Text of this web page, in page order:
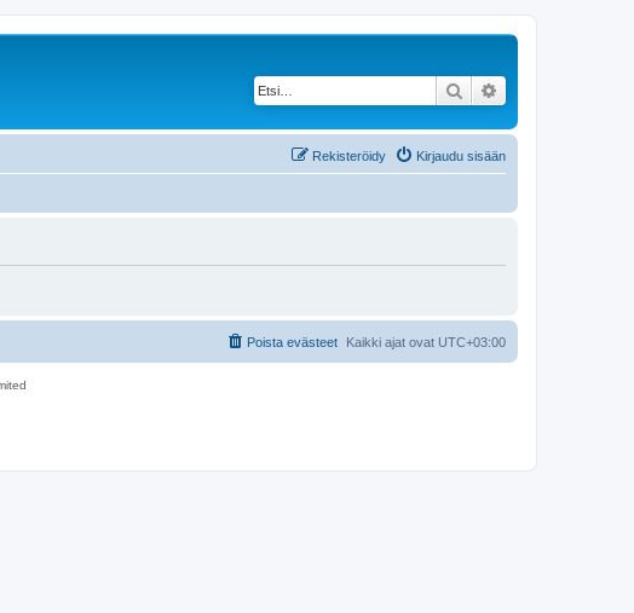
Etsi
Kirjaudu sisään
Rekisteröidy
Kaikki ajat ovat UTC+03:00
Poista evästeet